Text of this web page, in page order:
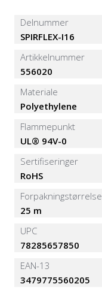
Delnummer
SPIRFLEX-I16
Artikkelnummer
556020
Materiale
Polyethylene
Flammepunkt
UL® 94V-0
Sertifiseringer
RoHS
Forpakningstørrelse
25 m
UPC
78285657850
EAN-13
3479775560205